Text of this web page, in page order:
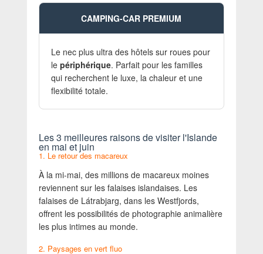
CAMPING-CAR PREMIUM
Le nec plus ultra des hôtels sur roues pour
le périphérique. Parfait pour les familles
qui recherchent le luxe, la chaleur et une
flexibilité totale.
Les 3 meilleures raisons de visiter l'Islande
en mai et juin
1. Le retour des macareux
À la mi-mai, des millions de macareux moines
reviennent sur les falaises islandaises. Les
falaises de Látrabjarg, dans les Westfjords,
offrent les possibilités de photographie animalière
les plus intimes au monde.
2. Paysages en vert fluo